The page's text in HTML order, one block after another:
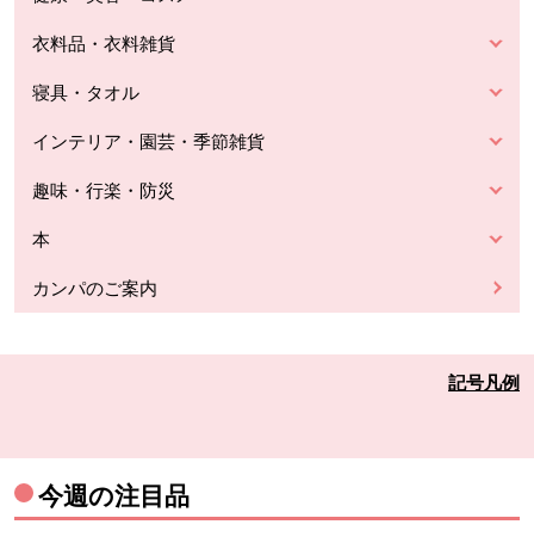
衣料品・衣料雑貨
寝具・タオル
インテリア・園芸・季節雑貨
趣味・行楽・防災
本
カンパのご案内
記号凡例
今週の注目品